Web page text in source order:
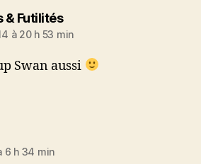
& Futilitésdit :
à 20 h 53 min
Swan aussi
6 h 34 min